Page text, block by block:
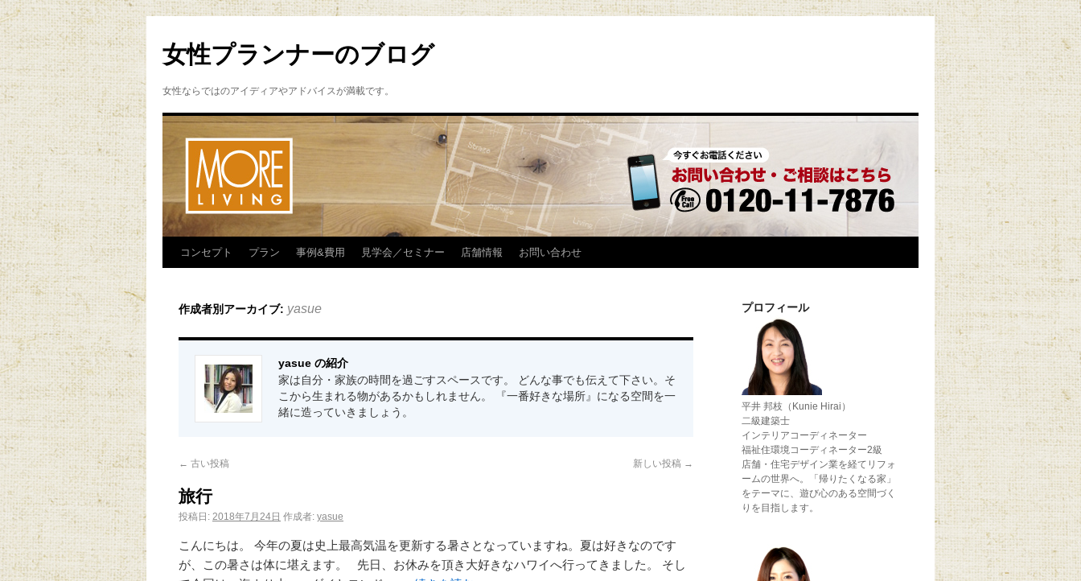
女性プランナーのブログ
女性ならではのアイディアやアドバイスが満載です。
コンセプト プラン 事例&費用 見学会／セミナー 店舗情報 お問い合わせ
作成者別アーカイブ: yasue
yasue の紹介
家は自分・家族の時間を過ごすスペースです。 どんな事でも伝えて下さい。そ
こから生まれる物があるかもしれません。 『一番好きな場所』になる空間を一
緒に造っていきましょう。
← 古い投稿 新しい投稿 →
旅行
投稿日: 2018年7月24日 作成者: yasue
こんにちは。 今年の夏は史上最高気温を更新する暑さとなっていますね。夏は好きなのです
が、この暑さは体に堪えます。 先日、お休みを頂き大好きなハワイへ行ってきました。 そし
プロフィール
平井 邦枝（Kunie Hirai）
二級建築士
インテリアコーディネーター
福祉住環境コーディネーター2級
店舗・住宅デザイン業を経てリフォ
ームの世界へ。「帰りたくなる家」
をテーマに、遊び心のある空間づく
りを目指します。